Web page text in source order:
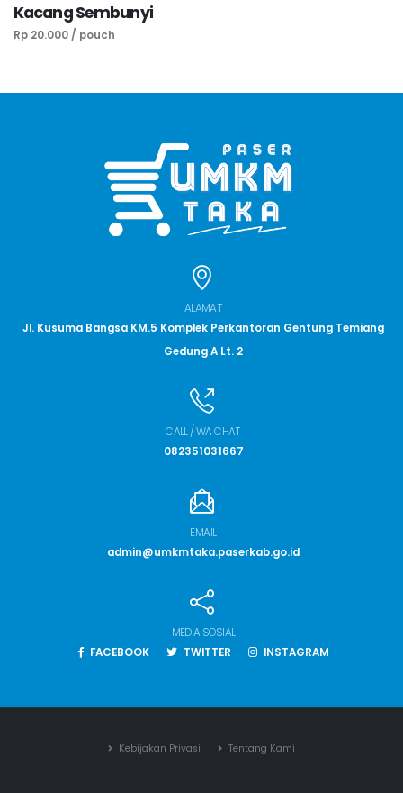
Kacang Sembunyi
Rp 20.000 / pouch
ALAMAT
Jl. Kusuma Bangsa KM.5 Komplek Perkantoran Gentung Temiang
Gedung A Lt. 2
CALL / WA CHAT
082351031667
EMAIL
admin@umkmtaka.paserkab.go.id
MEDIA SOSIAL
FACEBOOK
TWITTER INSTAGRAM
Kebijakan Privasi Tentang Kami